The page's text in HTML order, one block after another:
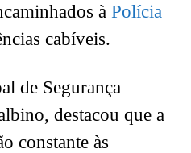
à Polícia
cabíveis.
de Segurança
destacou que a
constante às